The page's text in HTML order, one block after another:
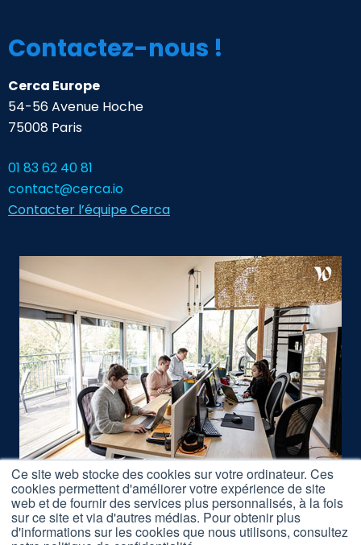
Ce site web stocke des cookies sur votre ordinateur. Ces
cookies permettent d'améliorer votre expérience de site
web et de fournir des services plus personnalisés, à la fois
sur ce site et via d'autres médias. Pour obtenir plus
d'informations sur les cookies que nous utilisons, consultez
Contactez-nous !
Cerca Europe
54-56 Avenue Hoche
75008 Paris
01 83 62 40 81
contact@cerca.io
Contacter l’équipe Cerca
Nous rejoindre
Accès Formations
Nos Partenaires